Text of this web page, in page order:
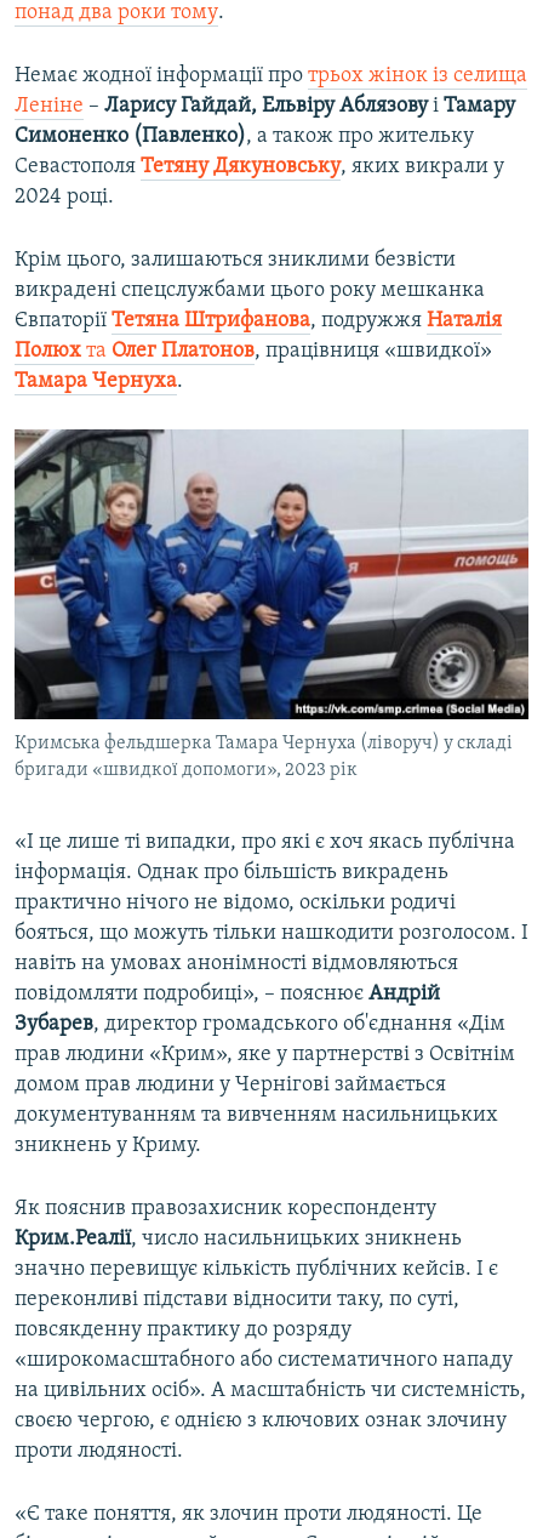
понад два роки тому.
Немає жодної інформації про трьох жінок із селища
Леніне – Ларису Гайдай, Ельвіру Аблязовуі Тамару
Симоненко (Павленко), а також про жительку
Севастополя Тетяну Дякуновську, яких викрали у
2024 році.
Крім цього, залишаються зниклими безвісти
викрадені спецслужбами цього року мешканка
Євпаторії Тетяна Штрифанова, подружжя Наталія
Полюх та Олег Платонов, працівниця «швидкої»
Тамара Чернуха.
Кримська фельдшерка Тамара Чернуха (ліворуч) у складі
бригади «швидкої допомоги», 2023 рік
«І це лише ті випадки, про які є хоч якась публічна
інформація. Однак про більшість викрадень
практично нічого не відомо, оскільки родичі
бояться, що можуть тільки нашкодити розголосом. І
навіть на умовах анонімності відмовляються
повідомляти подробиці», – пояснює Андрій
Зубарев, директор громадського об'єднання «Дім
прав людини «Крим», яке у партнерстві з Освітнім
домом прав людини у Чернігові займається
документуванням та вивченням насильницьких
зникнень у Криму.
Як пояснив правозахисник кореспонденту
Крим.Реалії, число насильницьких зникнень
значно перевищує кількість публічних кейсів. І є
переконливі підстави відносити таку, по суті,
повсякденну практику до розряду
«широкомасштабного або систематичного нападу
на цивільних осіб». А масштабність чи системність,
своєю чергою, є однією з ключових ознак злочину
проти людяності.
«Є таке поняття, як злочин проти людяності. Це